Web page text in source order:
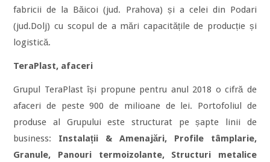
fabricii de la Băicoi (jud. Prahova) și a celei din Podari
(jud.Dolj) cu scopul de a mări capacitățile de producție și
logistică.
TeraPlast, afaceri
Grupul TeraPlast își propune pentru anul 2018 o cifră de
afaceri de peste 900 de milioane de lei. Portofoliul de
produse al Grupului este structurat pe șapte linii de
business: Instalații & Amenajări, Profile tâmplarie,
Granule, Panouri termoizolante, Structuri metalice